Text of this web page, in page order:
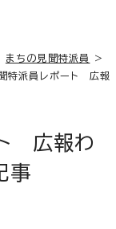
まちの見聞特派員
>
特派員レポート 広報
広報わ
事